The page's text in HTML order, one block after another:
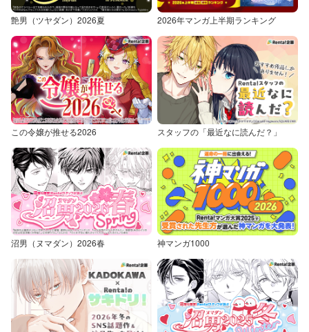
艶男（ツヤダン）2026夏 2026年マンガ上半期ランキング
この令嬢が推せる2026 スタッフの「最近なに読んだ？」
沼男（ヌマダン）2026春 神マンガ1000